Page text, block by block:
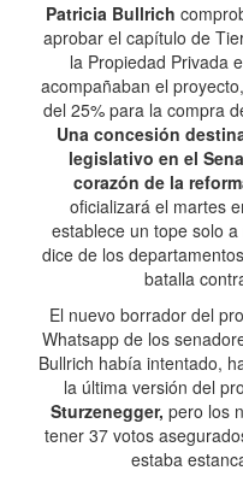
Patricia Bullrich
aprobar el capítulo de
la Propiedad Privada
acompañaban el
del 25% para la compra
Una concesión
legislativo en el
corazón de la
oficializará el martes
establece un tope solo
dice de los
batalla
El nuevo borrador del
Whatsapp de los
Bullrich había intentado,
la última versión del
Sturzenegger, pero los
tener 37 votos
estaba